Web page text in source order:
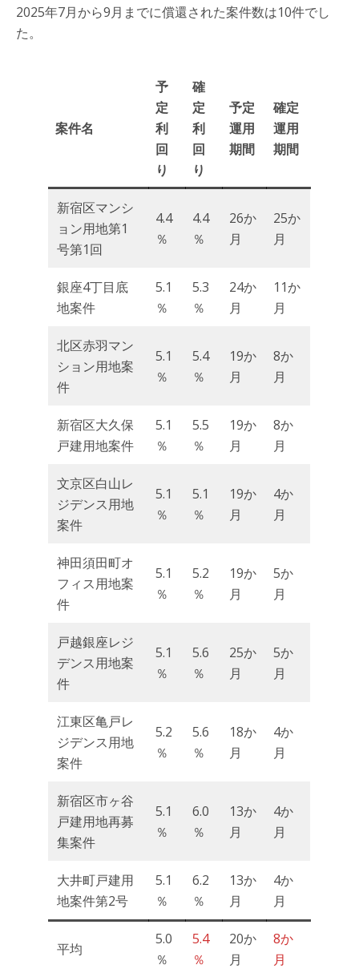
2025年7月から9月までに償還された案件数は10件でし
た。
案件名
予
定
利
回
り
確
定
利
回
り
予定
運用
期間
確定
運用
期間
新宿区マンシ
ョン用地第1
号第1回
4.4
％
4.4
％
26か
月
25か
月
銀座4丁目底
地案件
5.1
％
5.3
％
24か
月
11か
月
北区赤羽マン
ション用地案
件
5.1
％
5.4
％
19か
月
8か
月
新宿区大久保
戸建用地案件
5.1
％
5.5
％
19か
月
8か
月
文京区白山レ
ジデンス用地
案件
5.1
％
5.1
％
19か
月
4か
月
神田須田町オ
フィス用地案
件
5.1
％
5.2
％
19か
月
5か
月
戸越銀座レジ
デンス用地案
件
5.1
％
5.6
％
25か
月
5か
月
江東区亀戸レ
ジデンス用地
案件
5.2
％
5.6
％
18か
月
4か
月
新宿区市ヶ谷
戸建用地再募
集案件
5.1
％
6.0
％
13か
月
4か
月
大井町戸建用
地案件第2号
5.1
％
6.2
％
13か
月
4か
月
平均
5.0
％
5.4
％
20か
月
8か
月